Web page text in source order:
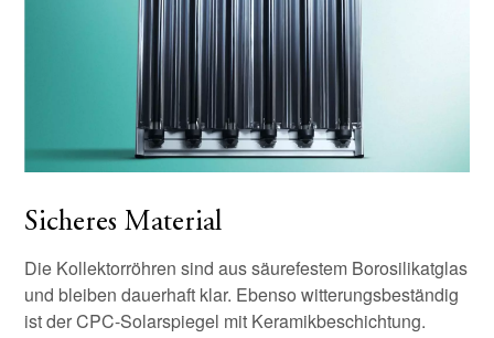
Sicheres Material
Die Kollektorröhren sind aus säurefestem Borosilikatglas
und bleiben dauerhaft klar. Ebenso witterungsbeständig
ist der CPC-Solarspiegel mit Keramikbeschichtung.